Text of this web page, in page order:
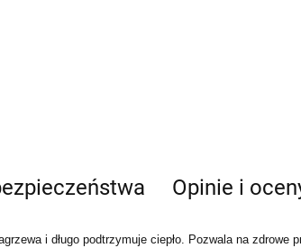
Opinie i
i długo podtrzymuje ciepło. Pozwala na zdrowe